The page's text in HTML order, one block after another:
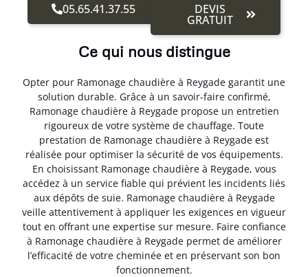
05.65.41.37.55 DEVIS
GRATUIT
Ce qui nous distingue
Opter pour Ramonage chaudière à Reygade garantit une
solution durable. Grâce à un savoir-faire confirmé,
Ramonage chaudière à Reygade propose un entretien
rigoureux de votre système de chauffage. Toute
prestation de Ramonage chaudière à Reygade est
réalisée pour optimiser la sécurité de vos équipements.
En choisissant Ramonage chaudière à Reygade, vous
accédez à un service fiable qui prévient les incidents liés
aux dépôts de suie. Ramonage chaudière à Reygade
veille attentivement à appliquer les exigences en vigueur
tout en offrant une expertise sur mesure. Faire confiance
à Ramonage chaudière à Reygade permet de améliorer
l’efficacité de votre cheminée et en préservant son bon
fonctionnement.